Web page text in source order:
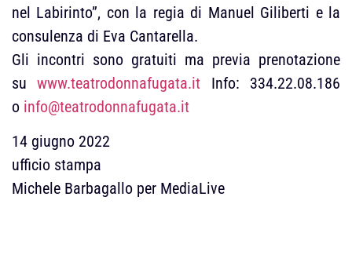
nel Labirinto”, con la regia di Manuel Giliberti e la
consulenza di Eva Cantarella.
Gli incontri sono gratuiti ma previa prenotazione
suwww.teatrodonnafugata.it Info: 334.22.08.186
o info@teatrodonnafugata.it
14 giugno 2022
ufficio stampa
Michele Barbagallo per MediaLive